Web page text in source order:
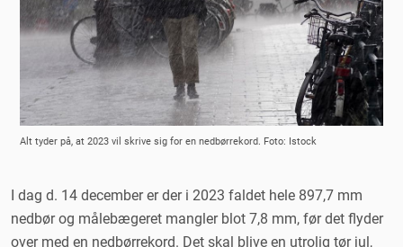
Alt tyder på, at 2023 vil skrive sig for en nedbørrekord. Foto: Istock
I dag d. 14 december er der i 2023 faldet hele 897,7 mm
nedbør og målebægeret mangler blot 7,8 mm, før det flyder
over med en nedbørrekord. Det skal blive en utrolig tør jul,